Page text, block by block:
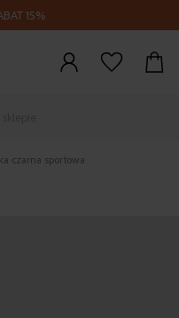
czarna sportowa